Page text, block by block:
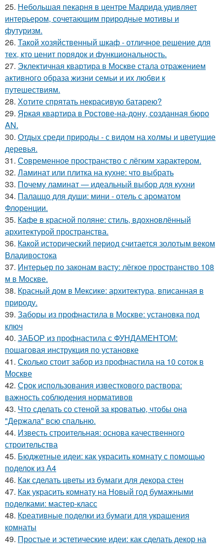
25. Небольшая пекарня в центре Мадрида удивляет
интерьером, сочетающим природные мотивы и
футуризм.
26. Такой хозяйственный шкаф - отличное решение для
тех, кто ценит порядок и функциональность.
27. Эклектичная квартира в Москве стала отражением
активного образа жизни семьи и их любви к
путешествиям.
28. Хотите спрятать некрасивую батарею?
29. Яркая квартира в Ростове-на-дону, созданная бюро
AN.
30. Отдых среди природы - с видом на холмы и цветущие
деревья.
31. Современное пространство с лёгким характером.
32. Ламинат или плитка на кухне: что выбрать
33. Почему ламинат — идеальный выбор для кухни
34. Палаццо для души: мини - отель с ароматом
Флоренции.
35. Кафе в красной поляне: стиль, вдохновлённый
архитектурой пространства.
36. Какой исторический период считается золотым веком
Владивостока
37. Интерьер по законам васту: лёгкое пространство 108
м в Москве.
38. Красный дом в Мексике: архитектура, вписанная в
природу.
39. Заборы из профнастила в Москве: установка под
ключ
40. ЗАБОР из профнастила с ФУНДАМЕНТОМ:
пошаговая инструкция по установке
41. Сколько стоит забор из профнастила на 10 соток в
Москве
42. Срок использования известкового раствора:
важность соблюдения нормативов
43. Что сделать со стеной за кроватью, чтобы она
"Держала" всю спальню.
44. Известь строительная: основа качественного
строительства
45. Бюджетные идеи: как украсить комнату с помощью
поделок из А4
46. Как сделать цветы из бумаги для декора стен
47. Как украсить комнату на Новый год бумажными
поделками: мастер-класс
48. Креативные поделки из бумаги для украшения
комнаты
49. Простые и эстетические идеи: как сделать декор на